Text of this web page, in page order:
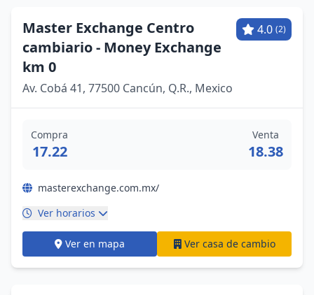
Master Exchange Centro
cambiario - Money Exchange
km 0
4.0 (2)
Av. Cobá 41, 77500 Cancún, Q.R., Mexico
Compra
17.22
Venta
18.38
masterexchange.com.mx/
Ver horarios
Ver en mapa Ver casa de cambio